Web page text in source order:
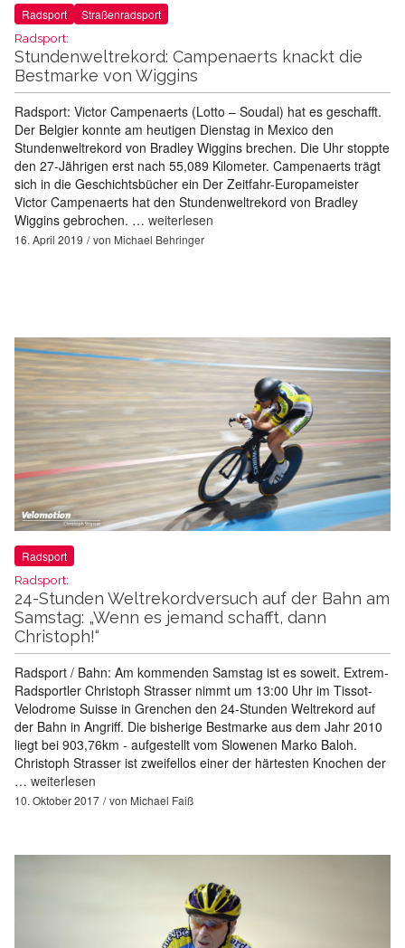
Radsport Straßenradsport
Radsport:
Stundenweltrekord: Campenaerts knackt die
Bestmarke von Wiggins
Radsport: Victor Campenaerts (Lotto – Soudal) hat es geschafft.
Der Belgier konnte am heutigen Dienstag in Mexico den
Stundenweltrekord von Bradley Wiggins brechen. Die Uhr stoppte
den 27-Jährigen erst nach 55,089 Kilometer. Campenaerts trägt
sich in die Geschichtsbücher ein Der Zeitfahr-Europameister
Victor Campenaerts hat den Stundenweltrekord von Bradley
Wiggins gebrochen. … weiterlesen
16. April 2019 von Michael Behringer
Radsport
Radsport:
24-Stunden Weltrekordversuch auf der Bahn am
Samstag: „Wenn es jemand schafft, dann
Christoph!“
Radsport / Bahn: Am kommenden Samstag ist es soweit. Extrem-
Radsportler Christoph Strasser nimmt um 13:00 Uhr im Tissot-
Velodrome Suisse in Grenchen den 24-Stunden Weltrekord auf
der Bahn in Angriff. Die bisherige Bestmarke aus dem Jahr 2010
liegt bei 903,76km - aufgestellt vom Slowenen Marko Baloh.
Christoph Strasser ist zweifellos einer der härtesten Knochen der
… weiterlesen
10. Oktober 2017 von Michael Faiß